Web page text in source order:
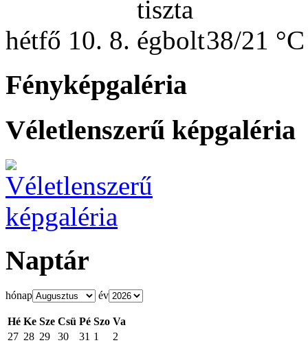
hétfő 10. 8. 38/21 °C
Fényképgaléria
Véletlenszerű képgaléria
Naptár
hónap év
Hé Ke Sze Csü Pé Szo Va
27 28 29 30 31 1
2